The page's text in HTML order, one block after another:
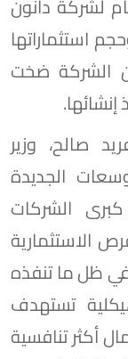
استثماراتها
الشركة ضخت
صالح، وزير
الجديدة
الشركات
الاستثمارية
في ظل ما تنفذه
تستهدف
أكثر تنافسية